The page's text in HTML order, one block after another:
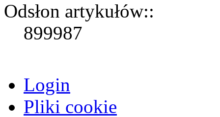
Odsłon artykułów::
899987
Login
Pliki cookie